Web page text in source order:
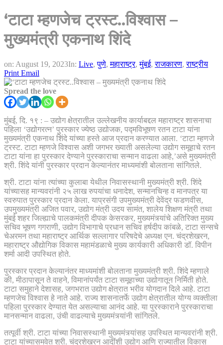
‘टाटा म्हणजेच ट्रस्ट..विश्वास –
मुख्यमंत्री एकनाथ शिंदे
on: August 19, 2023In: Live,पुणे,महाराष्ट्र,मुंबई,राजकारण,राष्ट्रीय
Print Email
Spread the love
मुंबई, दि. १९ : – उद्योग क्षेत्रातील उल्लेखनीय कार्याबद्दल महाराष्ट्र शासनाचा
पहिला ‘उद्योगरत्न’ पुरस्कार ज्येष्ठ उद्योजक, पद्मविभूषण रतन टाटा यांना
मुख्यमंत्री एकनाथ शिंदे यांच्या हस्ते आज प्रदान करण्यात आला. ‘टाटा म्हणजे
ट्रस्ट. टाटा म्हणजे विश्वास अशी जगभर ख्याती असलेल्या उद्योग समूहाचे रतन
टाटा यांना हा पुरस्कार देण्याने पुरस्काराचा सन्मान वाढला आहे,’असे मुख्यमंत्री
श्री. शिंदे यांनी पुरस्कार प्रदान केल्यानंतर माध्यमांशी बोलताना सांगितले.
श्री. टाटा यांना त्यांच्या कुलाबा येथील निवासस्थानी मुख्यमंत्री श्री. शिंदे
यांच्यासह मान्यवरांनी २५ लाख रुपयांचा धनादेश, सन्मानचिन्ह व मानपत्र या
स्वरुपात पुरस्कार प्रदान केला. याप्रसंगी उपमुख्यमंत्री देवेंद्र फडणवीस,
उपमुख्यमंत्री अजित पवार, उद्योग मंत्री उदय सामंत, शालेय शिक्षण मंत्री तथा
मुंबई शहर जिल्ह्याचे पालकमंत्री दीपक केसरकर, मुख्यमंत्र्यांचे अतिरिक्त मुख्य
सचिव भूषण गगराणी, उद्योग विभागाचे प्रधान सचिव हर्षदीप कांबळे, टाटा सन्सचे
चेअरमन तथा महाराष्ट्र आर्थिक सल्लागार परिषदेचे अध्यक्ष एन. चंद्रशेखरन,
महाराष्ट्र औद्योगिक विकास महामंडळाचे मुख्य कार्यकारी अधिकारी डॉ. विपीन
शर्मा आदी उपस्थित होते.
पुरस्कार प्रदान केल्यानंतर माध्यमांशी बोलताना मुख्यमंत्री श्री. शिंदे म्हणाले
की, मीठापासून ते वाहने, विमानांपर्यंत टाटा समूहाच्या उद्योगातून निर्मिती होते.
टाटा समुहाने देशासह, जगभरात उद्योग क्षेत्रात भरीव योगदान दिले आहे. टाटा
म्हणजेच विश्वास हे नाते आहे. राज्य शासनातर्फे उद्योग क्षेत्रातील योग्य व्यक्तीला
पहिला पुरस्कार देण्यात येत असल्याचा आनंद आहे. या पुरस्काराने पुरस्काराचा
मानसन्मान वाढला, उंची वाढल्याचे मुख्यमंत्र्यांनी सांगितले.
तत्पूर्वी श्री. टाटा यांच्या निवासस्थानी मुख्यमंत्र्यांसह उपस्थित मान्यवरांनी श्री.
टाटा यांच्यासमवेत श्री. चंद्रशेखरन आदींशी उद्योग आणि राज्यातील विकास